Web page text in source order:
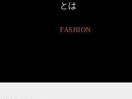
ュアル通勤】
FASHION